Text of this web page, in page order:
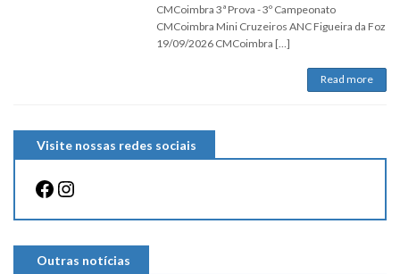
CMCoimbra 3ª Prova - 3º Campeonato
CMCoimbra Mini Cruzeiros ANC Figueira da Foz
19/09/2026 CMCoimbra […]
Read more
Visite nossas redes sociais
Facebook
Instagram
Outras notícias